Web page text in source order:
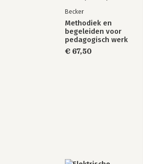
Becker
Methodiek en
begeleiden voor
pedagogisch werk
(combi)
€ 67,50